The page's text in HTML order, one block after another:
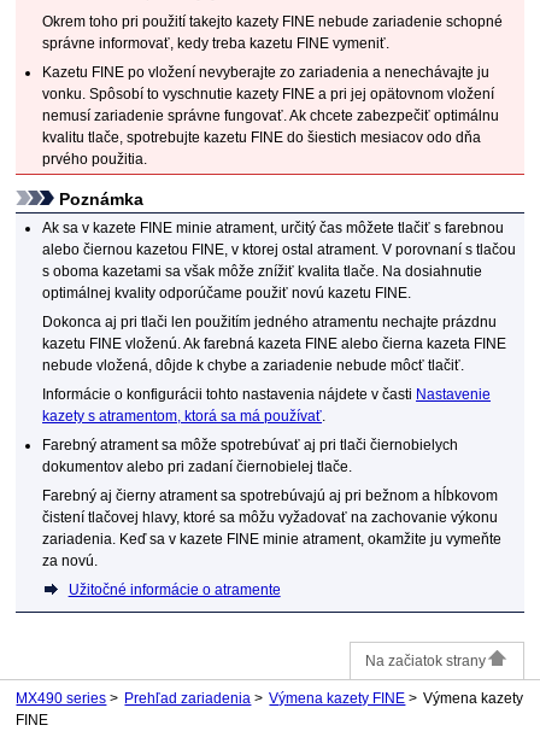
Okrem toho pri použití takejto kazety FINE nebudezariadenie schopné
správne informovať, kedy treba kazetu FINE vymeniť.
Kazetu FINE po vložení nevyberajte zozariadenia a nenechávajte ju
vonku. Spôsobí to vyschnutie kazety FINE a pri jej opätovnom vložení
nemusízariadenie správne fungovať.Ak chcete zabezpečiť optimálnu
kvalitu tlače, spotrebujte kazetu FINE do šiestich mesiacov odo dňa
prvého použitia.
Poznámka
Ak sa vkazete FINE minie atrament, určitý čas môžete tlačiť s farebnou
alebo čiernoukazetou FINE , v ktorej ostal atrament. V porovnaní s tlačou
s oboma kazetami sa však môže znížiť kvalita tlače. Na dosiahnutie
optimálnej kvality odporúčame použiť novúkazetu FINE
Dokonca aj pri tlači len použitím jedného atramentu nechajte prázdnu
kazetu FINE vloženú. Ak farebnákazeta FINE alebo čiernakazeta FINE
nebude vložená, dôjde k chybe azariadenie nebude môcť tlačiť.
Informácie o konfigurácii tohto nastavenia nájdete v časti Nastavenie
kazety s atramentom, ktorá sa má používať
Farebný atrament sa môže spotrebúvať aj pri tlači čiernobielych
dokumentov alebo pri zadaní čiernobielej tlače.
Farebný aj čierny atrament sa spotrebúvajú aj pri bežnom a hĺbkovom
čistenítlačovej hlavy, ktoré sa môžu vyžadovať na zachovanie výkonu
zariadenia Keď sa vkazete FINE minie atrament, okamžite ju vymeňte
za novú.
Užitočné informácie o atramente
Na začiatok strany
MX490 series Prehľad zariadenia Výmena kazety FINE
Výmena kazety
FINE